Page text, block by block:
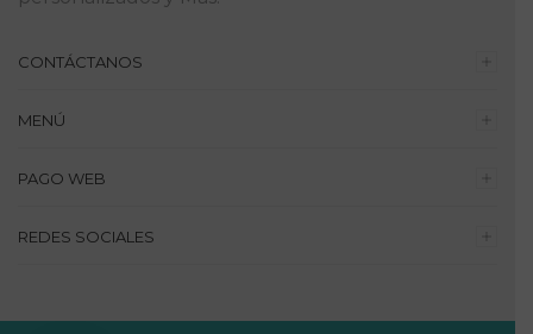
CONTÁCTANOS
MENÚ
PAGO WEB
REDES SOCIALES